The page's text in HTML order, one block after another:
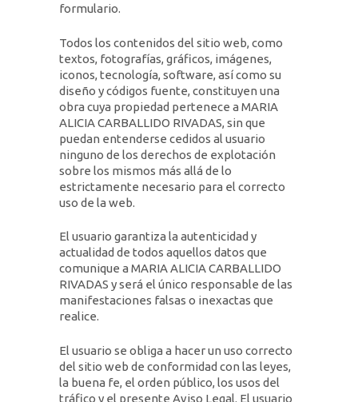
formulario.
Todos los contenidos del sitio web, como
textos, fotografías, gráficos, imágenes,
iconos, tecnología, software, así como su
diseño y códigos fuente, constituyen una
obra cuya propiedad pertenece a MARIA
ALICIA CARBALLIDO RIVADAS, sin que
puedan entenderse cedidos al usuario
ninguno de los derechos de explotación
sobre los mismos más allá de lo
estrictamente necesario para el correcto
uso de la web.
El usuario garantiza la autenticidad y
actualidad de todos aquellos datos que
comunique a MARIA ALICIA CARBALLIDO
RIVADAS y será el único responsable de las
manifestaciones falsas o inexactas que
realice.
El usuario se obliga a hacer un uso correcto
del sitio web de conformidad con las leyes,
la buena fe, el orden público, los usos del
tráfico y el presente Aviso Legal. El usuario